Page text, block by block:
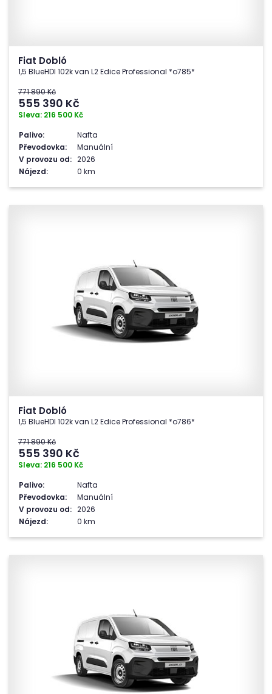
Fiat Dobló
1,5 BlueHDI 102k van L2 Edice Professional *o785*
771 890 Kč
555 390 Kč
Sleva: 216 500 Kč
Palivo:
Nafta
Převodovka:
Manuální
V provozu od: 2026
Nájezd:
0 km
Fiat Dobló
1,5 BlueHDI 102k van L2 Edice Professional *o786*
771 890 Kč
555 390 Kč
Sleva: 216 500 Kč
Palivo:
Nafta
Převodovka:
Manuální
V provozu od: 2026
Nájezd:
0 km